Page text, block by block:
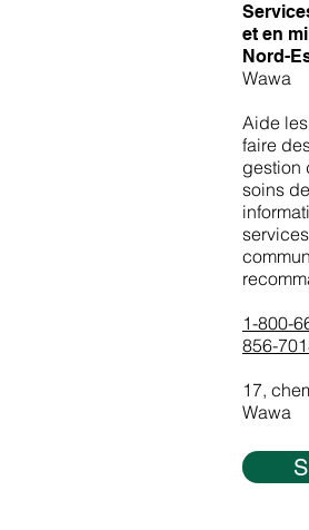
et en
Nord-
Wawa
Aide
faire
gestion
soins
1-800-
856-
17,
Wawa